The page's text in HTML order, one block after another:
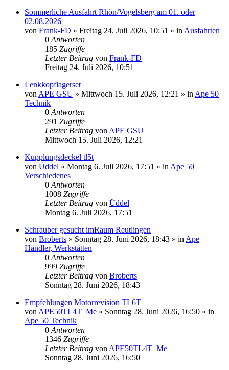
Sommerliche Ausfahrt Rhön/Vogelsberg am 01. oder
02.08.2026
von Frank-FD » Freitag 24. Juli 2026, 10:51 » in Ausfahrten
0 Antworten
185 Zugriffe
Letzter Beitrag von Frank-FD
Freitag 24. Juli 2026, 10:51
Lenkkopflagerset
von APE GSU » Mittwoch 15. Juli 2026, 12:21 » in Ape 50
Technik
0 Antworten
291 Zugriffe
Letzter Beitrag von APE GSU
Mittwoch 15. Juli 2026, 12:21
Kupplungsdeckel tl5t
von Üddel » Montag 6. Juli 2026, 17:51 » in Ape 50
Verschiedenes
0 Antworten
1008 Zugriffe
Letzter Beitrag von Üddel
Montag 6. Juli 2026, 17:51
Schrauber gesucht imRaum Reutlingen
von Broberts » Sonntag 28. Juni 2026, 18:43 » in Ape
Händler, Werkstätten
0 Antworten
999 Zugriffe
Letzter Beitrag von Broberts
Sonntag 28. Juni 2026, 18:43
Empfehlungen Motorrevision TL6T
von APE50TL4T_Me » Sonntag 28. Juni 2026, 16:50 » in
Ape 50 Technik
0 Antworten
1346 Zugriffe
Letzter Beitrag von APE50TL4T_Me
Sonntag 28. Juni 2026, 16:50